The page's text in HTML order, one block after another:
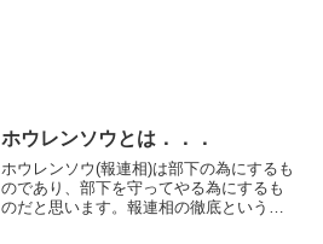
ホウレンソウとは．．．
ホウレンソウ(報連相)は部下の為にするも
のであり、部下を守ってやる為にするも
のだと思います。報連相の徹底という言